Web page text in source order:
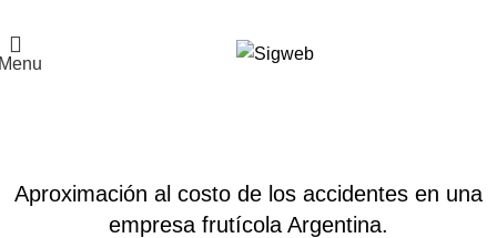
Aproximación al costo de los accidentes en una
empresa frutícola Argentina.